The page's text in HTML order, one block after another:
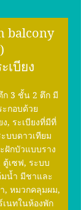
balcony
เบียง
ก 3 ชั้น 2 ตึก มี
กอบด้วย
ง, ระเบียงที่มีที่
บบดาวเทียม
ฝักบัวแบบราง
ตู้เซฟ, ระบบ
มน้ำ มีชาและ
, หมวกคลุมผม,
นทในห้องพัก